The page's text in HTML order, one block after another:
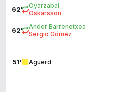
62'
Oyarzabal
Oskarsson
62'
Ander Barrenetxea
Sergio Gómez
51' Aguerd